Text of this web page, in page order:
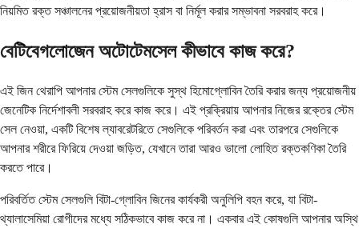
নিয়মিত রক্ত ​​সঞ্চালনের প্রয়োজনীয়তা হ্রাস বা নির্মূল করার সম্ভাবনা সরবরাহ করে।
বেটিবেগলোজেন অটোটেমসেল কীভাবে কাজ করে?
এই জিন থেরাপি আপনার স্টেম সেলগুলিকে সুস্থ হিমোগ্লোবিন তৈরি করার জন্য প্রয়োজনীয়
জেনেটিক নির্দেশাবলী সরবরাহ করে কাজ করে। এই প্রক্রিয়ায় আপনার নিজের রক্তের স্টেম
সেল নেওয়া, একটি বিশেষ ল্যাবরেটরিতে সেগুলিকে পরিবর্তন করা এবং তারপরে সেগুলিকে
আপনার শরীরে ফিরিয়ে দেওয়া জড়িত, যেখানে তারা আরও ভালো লোহিত রক্তকণিকা তৈরি
করতে পারে।
পরিবর্তিত স্টেম সেলগুলি বিটা-গ্লোবিন জিনের কার্যকরী অনুলিপি বহন করে, যা বিটা-
থ্যালাসেমিয়া রোগীদের মধ্যে সঠিকভাবে কাজ করে না। একবার এই কোষগুলি আপনার অস্থি